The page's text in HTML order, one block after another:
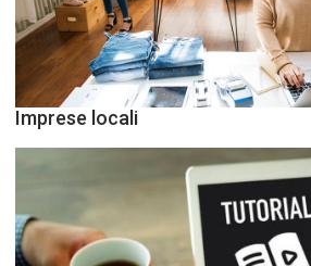
Imprese locali